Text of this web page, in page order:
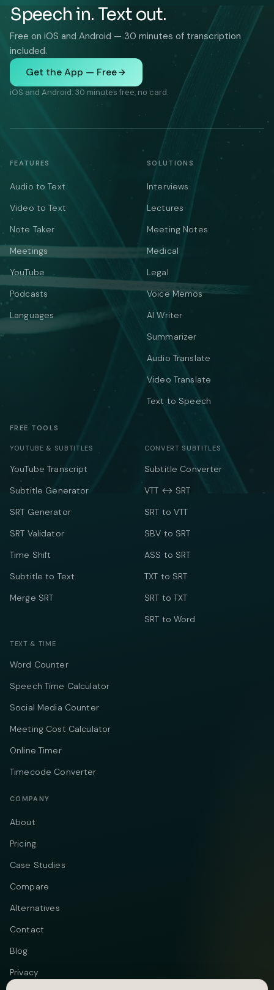
Speech in. Text out.
Free on iOS and Android — 30 minutes of transcription
included.
Get the App — Free
iOS and Android. 30 minutes free, no card.
FEATURES
Audio to Text
Video to Text
Note Taker
Meetings
YouTube
Podcasts
Languages
SOLUTIONS
Interviews
Lectures
Meeting Notes
Medical
Legal
Voice Memos
AI Writer
Summarizer
Audio Translate
Video Translate
Text to Speech
FREE TOOLS
YOUTUBE & SUBTITLES
YouTube Transcript
Subtitle Generator
SRT Generator
SRT Validator
Time Shift
Subtitle to Text
Merge SRT
CONVERT SUBTITLES
Subtitle Converter
VTT ↔ SRT
SRT to VTT
SBV to SRT
ASS to SRT
TXT to SRT
SRT to TXT
SRT to Word
TEXT & TIME
Word Counter
Speech Time Calculator
Social Media Counter
Meeting Cost Calculator
Online Timer
Timecode Converter
COMPANY
About
Pricing
Case Studies
Compare
Alternatives
Contact
Blog
Privacy